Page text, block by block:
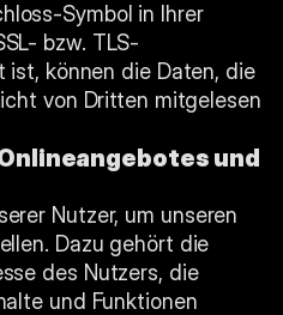
Symbol in Ihrer
bzw. TLS-
ist, können die Daten, die
von Dritten mitgelesen
und
Nutzer, um unseren
Dazu gehört die
des Nutzers, die
und Funktionen